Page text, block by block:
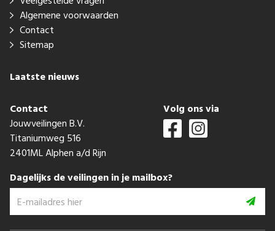
Algemene voorwaarden
Contact
Sitemap
Laatste nieuws
Contact
Jouwveilingen B.V.
Titaniumweg 516
2401ML Alphen a/d Rijn
Volg ons via
Dagelijks de veilingen in je mailbox?